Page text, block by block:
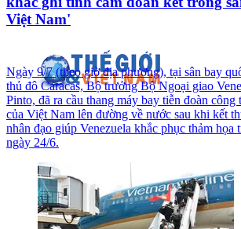
Việt Nam'
Ngày 9/7 (theo giờ địa phương), tại sân bay
thủ đô Caracas, Bộ trưởng Bộ Ngoại giao
Pinto, đã ra cầu thang máy bay tiễn đoàn công
của Việt Nam lên đường về nước sau khi kết
nhân đạo giúp Venezuela khắc phục thảm họa
ngày 24/6.